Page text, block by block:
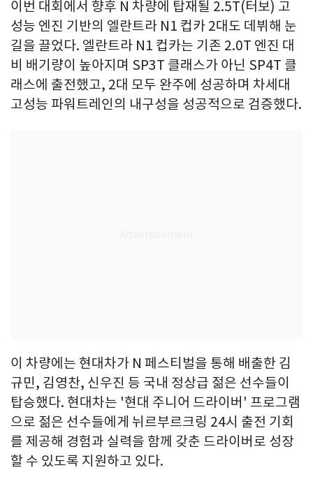
이번 대회에서 향후 N 차량에 탑재될 2.5T(터보) 고
성능 엔진 기반의 엘란트라 N1 컵카 2대도 데뷔해 눈
길을 끌었다. 엘란트라 N1 컵카는 기존 2.0T 엔진 대
비 배기량이 높아지며 SP3T 클래스가 아닌 SP4T 클
래스에 출전했고, 2대 모두 완주에 성공하며 차세대
고성능 파워트레인의 내구성을 성공적으로 검증했다.
이 차량에는 현대차가 N 페스티벌을 통해 배출한 김
규민, 김영찬, 신우진 등 국내 정상급 젊은 선수들이
탑승했다. 현대차는 '현대 주니어 드라이버' 프로그램
으로 젊은 선수들에게 뉘르부르크링 24시 출전 기회
를 제공해 경험과 실력을 함께 갖춘 드라이버로 성장
할 수 있도록 지원하고 있다.